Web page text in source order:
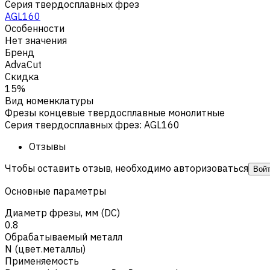
Серия твердосплавных фрез
AGL160
Особенности
Нет значения
Бренд
AdvaCut
Скидка
15%
Вид номенклатуры
Фрезы концевые твердосплавные монолитные
Серия твердосплавных фрез: AGL160
Отзывы
Чтобы оставить отзыв, необходимо авторизоваться
Основные параметры
Диаметр фрезы, мм (DC)
0.8
Обрабатываемый металл
N (цвет.металлы)
Применяемость